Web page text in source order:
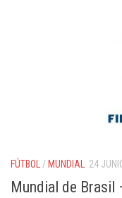
FÚTBOL / MUNDIAL 24
Mundial de Brasil